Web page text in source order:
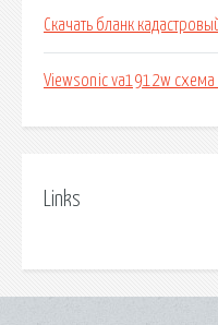
Скачать бланк
Viewsonic va1912w схема
Links